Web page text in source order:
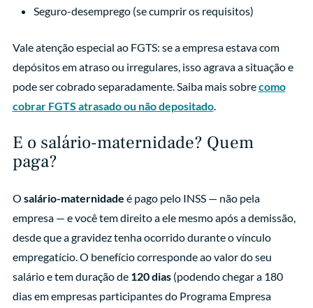
Seguro-desemprego (se cumprir os requisitos)
Vale atenção especial ao FGTS: se a empresa estava com
depósitos em atraso ou irregulares, isso agrava a situação e
pode ser cobrado separadamente. Saiba mais sobrecomo
cobrar FGTS atrasado ou não depositado.
E o salário-maternidade? Quem
paga?
O salário-maternidade é pago pelo INSS — não pela
empresa — e você tem direito a ele mesmo após a demissão,
desde que a gravidez tenha ocorrido durante o vínculo
empregatício. O benefício corresponde ao valor do seu
salário e tem duração de 120 dias(podendo chegar a 180
dias em empresas participantes do Programa Empresa